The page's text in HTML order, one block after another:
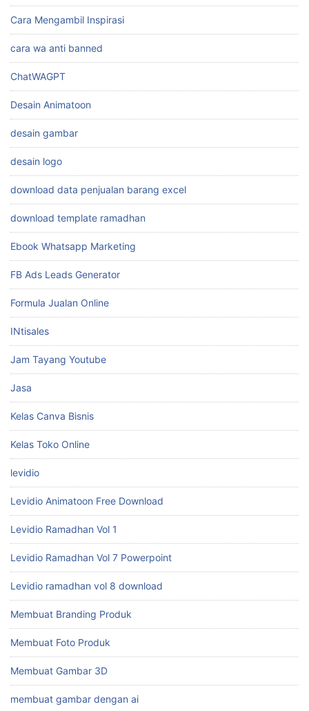
Cara Mengambil Inspirasi
cara wa anti banned
ChatWAGPT
Desain Animatoon
desain gambar
desain logo
download data penjualan barang excel
download template ramadhan
Ebook Whatsapp Marketing
FB Ads Leads Generator
Formula Jualan Online
INtisales
Jam Tayang Youtube
Jasa
Kelas Canva Bisnis
Kelas Toko Online
levidio
Levidio Animatoon Free Download
Levidio Ramadhan Vol 1
Levidio Ramadhan Vol 7 Powerpoint
Levidio ramadhan vol 8 download
Membuat Branding Produk
Membuat Foto Produk
Membuat Gambar 3D
membuat gambar dengan ai